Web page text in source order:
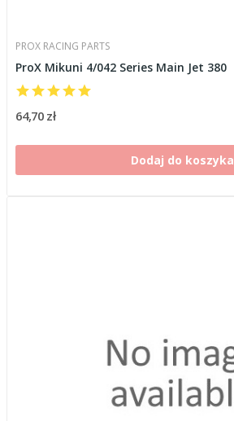
PROX RACING PARTS
ProX Mikuni 4/042 Series Main Jet 380
64,70 zł
Dodaj do koszyka